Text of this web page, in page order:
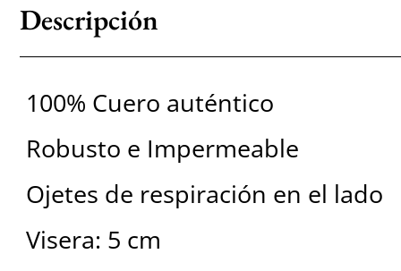
Descripción
100% Cuero auténtico
Robusto e Impermeable
Ojetes de respiración en el lado
Visera: 5 cm